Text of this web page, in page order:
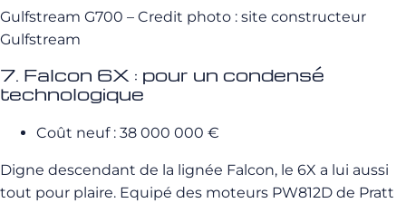
Gulfstream G700 – Credit photo : site constructeur
Gulfstream
7. Falcon 6X : pour un condensé
technologique
Coût neuf : 38 000 000 €
Digne descendant de la lignée Falcon, le 6X a lui aussi
tout pour plaire. Equipé des moteurs PW812D de Pratt